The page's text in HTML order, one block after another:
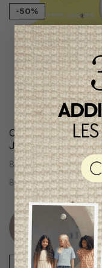
-50%
Camisole Little Marc
Jacobs Fille
8 ans
85,95$CA
42,95$CA
Item
unique
-50%